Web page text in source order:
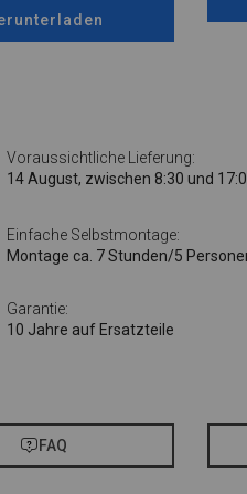
Voraussichtliche Lieferung:
14 August, zwischen 8:30 und
Einfache Selbstmontage:
Montage ca. 7 Stunden/5
Garantie:
10 Jahre auf Ersatzteile
FAQ